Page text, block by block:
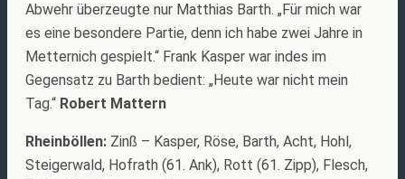
Abwehr überzeugte nur Matthias Barth. „Für mich war
es eine besondere Partie, denn ich habe zwei Jahre in
Metternich gespielt.“ Frank Kasper war indes im
Gegensatz zu Barth bedient: „Heute war nicht mein
Tag.“ Robert Mattern
Rheinböllen: Zinß – Kasper, Röse, Barth, Acht, Hohl,
Steigerwald, Hofrath (61. Ank), Rott (61. Zipp), Flesch,